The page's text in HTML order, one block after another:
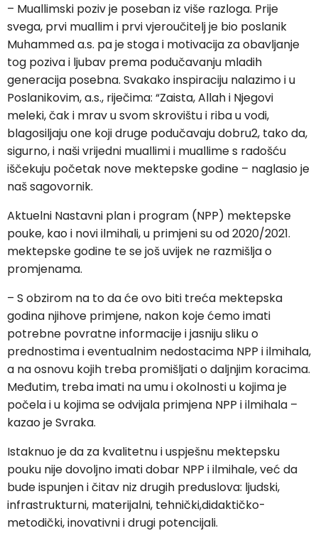
– Muallimski poziv je poseban iz više razloga. Prije
svega, prvi muallim i prvi vjeroučitelj je bio poslanik
Muhammed a.s. pa je stoga i motivacija za obavljanje
tog poziva i ljubav prema podučavanju mladih
generacija posebna. Svakako inspiraciju nalazimo i u
Poslanikovim, a.s., riječima: “Zaista, Allah i Njegovi
meleki, čak i mrav u svom skrovištu i riba u vodi,
blagosiljaju one koji druge podučavaju dobru2, tako da,
sigurno, i naši vrijedni muallimi i muallime s radošću
iščekuju početak nove mektepske godine – naglasio je
naš sagovornik.
Aktuelni Nastavni plan i program (NPP) mektepske
pouke, kao i novi ilmihali, u primjeni su od 2020/2021.
mektepske godine te se još uvijek ne razmišlja o
promjenama.
– S obzirom na to da će ovo biti treća mektepska
godina njihove primjene, nakon koje ćemo imati
potrebne povratne informacije i jasniju sliku o
prednostima i eventualnim nedostacima NPP i ilmihala,
a na osnovu kojih treba promišljati o daljnjim koracima.
Međutim, treba imati na umu i okolnosti u kojima je
počela i u kojima se odvijala primjena NPP i ilmihala –
kazao je Svraka.
Istaknuo je da za kvalitetnu i uspješnu mektepsku
pouku nije dovoljno imati dobar NPP i ilmihale, već da
bude ispunjen i čitav niz drugih preduslova: ljudski,
infrastrukturni, materijalni, tehnički,didaktičko-
metodički, inovativni i drugi potencijali.